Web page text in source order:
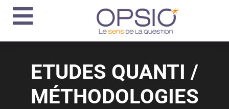
Aller
ETUDES QUANTI /
MÉTHODOLOGIES